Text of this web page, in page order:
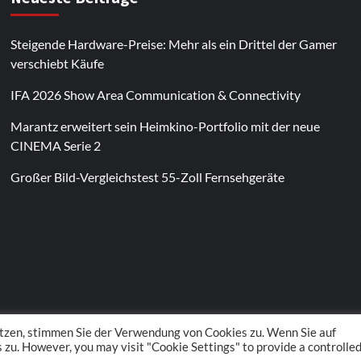
Steigende Hardware-Preise: Mehr als ein Drittel der Gamer
verschiebt Käufe
IFA 2026 Show Area Communication & Connectivity
Marantz erweitert sein Heimkino-Portfolio mit der neue
CINEMA Serie 2
Großer Bild-Vergleichstest 55-Zoll Fernsehgeräte
Media GmbH. All rights reserved. |CoverNewsby AF
stimmen Sie der Verwendung von Cookies zu. Wenn Sie auf
zu. However, you may visit "Cookie Settings" to provide a controlled